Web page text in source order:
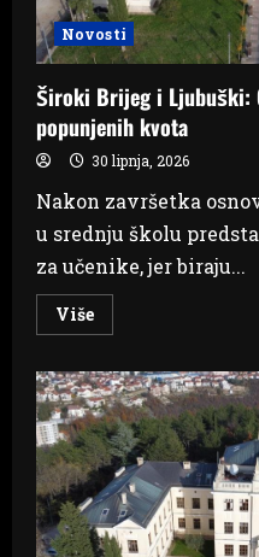
Novosti
Široki Brijeg i Ljubuški:
popunjenih kvota
30 lipnja, 2026
Nakon završetka
u srednju školu
za učenike, jer biraju...
VišeRead
more
Brijeg
i
Ljubuški:
Gimnazije
u
ŽZH
bez
popunjenih
kvota